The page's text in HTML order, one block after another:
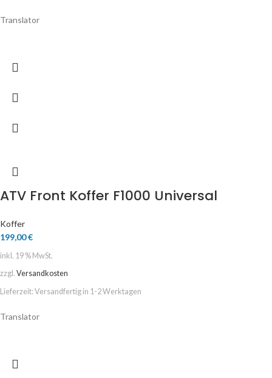
Translator
ATV Front Koffer F1000 Universal
Koffer
199,00€
inkl. 19 % MwSt.
zzgl. Versandkosten
Lieferzeit: Versandfertig in 1-2 Werktagen
Translator